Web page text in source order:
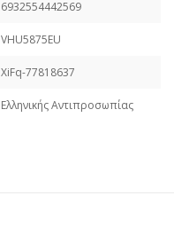
6932554442569
VHU5875EU
XiFq-77818637
Ελληνικής Αντιπροσωπίας